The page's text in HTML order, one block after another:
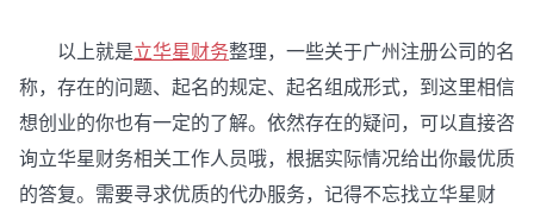
以上就是立华星财务整理，一些关于广州注册公司的名
称，存在的问题、起名的规定、起名组成形式，到这里相信
想创业的你也有一定的了解。依然存在的疑问，可以直接咨
询立华星财务相关工作人员哦，根据实际情况给出你最优质
的答复。需要寻求优质的代办服务，记得不忘找立华星财